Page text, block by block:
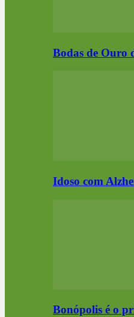
Bodas de Ouro
Idoso com
Bonópolis é o